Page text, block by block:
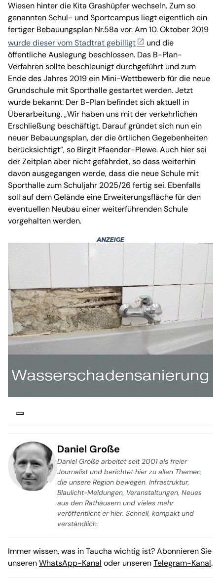
Wiesen hinter die Kita Grashüpfer wechseln. Zum so
genannten Schul- und Sportcampus liegt eigentlich ein
fertiger Bebauungsplan Nr.58a vor. Am 10. Oktober 2019
wurde dieser vom Stadtrat gebilligt
und die
öffentliche Auslegung beschlossen. Das B-Plan-
Verfahren sollte beschleunigt durchgeführt und zum
Ende des Jahres 2019 ein Mini-Wettbewerb für die neue
Grundschule mit Sporthalle gestartet werden. Jetzt
wurde bekannt: Der B-Plan befindet sich aktuell in
Überarbeitung. „Wir haben uns mit der verkehrlichen
Erschließung beschäftigt. Darauf gründet sich nun ein
neuer Bebauungsplan, der die örtlichen Gegebenheiten
berücksichtigt”, so Birgit Pfaender-Plewe. Auch hier sei
der Zeitplan aber nicht gefährdet, so dass weiterhin
davon ausgegangen werde, dass die neue Schule mit
Sporthalle zum Schuljahr 2025/26 fertig sei. Ebenfalls
soll auf dem Gelände eine Erweiterungsfläche für den
eventuellen Neubau einer weiterführenden Schule
vorgehalten werden.
Daniel Große
Daniel Große arbeitet seit 2001 als freier
Journalist und berichtet hier zu allen Themen,
die unsere Region bewegen. Infrastruktur,
Blaulicht-Meldungen, Veranstaltungen, Neues
aus den Rathäusern und vieles mehr
veröffentlicht er hier. Schnell, kompakt und
verständlich.
Immer wissen, was in Taucha wichtig ist? Abonnieren Sie
unserenWhatsApp-Kanal oder unserenTelegram-Kanal.